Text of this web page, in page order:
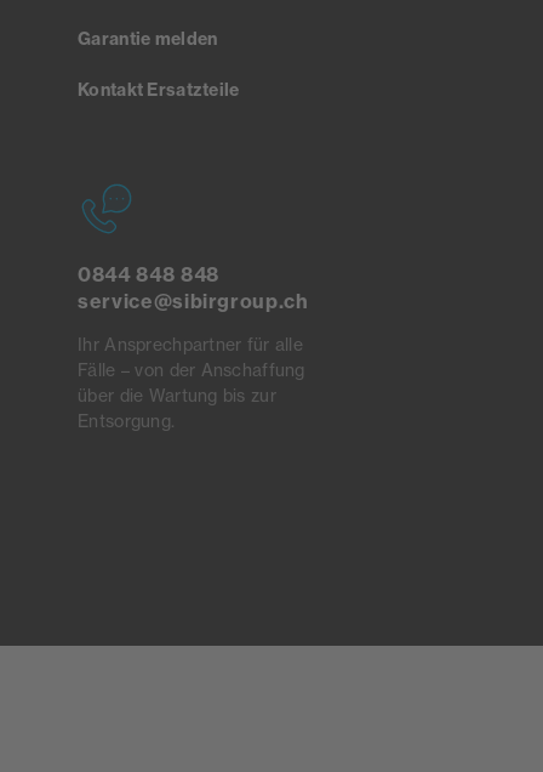
Garantie melden
Kontakt Ersatzteile
0844 848 848
service@sibirgroup.ch
Ihr Ansprechpartner für alle
Fälle – von der Anschaffung
über die Wartung bis zur
Entsorgung.